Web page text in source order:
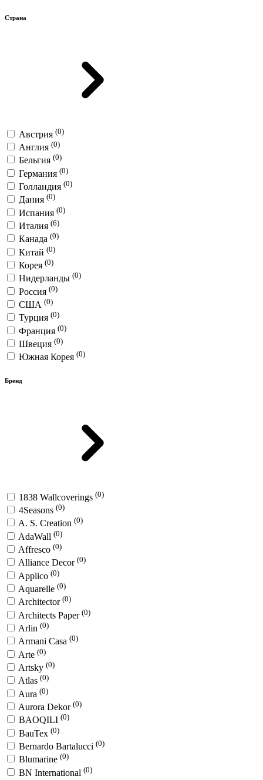
Страна
Австрия (0)
Англия (0)
Бельгия (0)
Германия (0)
Голландия (0)
Дания (0)
Испания (0)
Италия (6)
Канада (0)
Китай (0)
Корея (0)
Нидерланды (0)
Россия (0)
США (0)
Турция (0)
Франция (0)
Швеция (0)
Южная Корея (0)
Бренд
1838 Wallcoverings (0)
4Seasons (0)
A. S. Creation (0)
AdaWall (0)
Affresco (0)
Alliance Decor (0)
Applico (0)
Aquarelle (0)
Architector (0)
Architects Paper (0)
Arlin (0)
Armani Casa (0)
Arte (0)
Artsky (0)
Atlas (0)
Aura (0)
Aurora Dekor (0)
BAOQILI (0)
BauTex (0)
Bernardo Bartalucci (0)
Blumarine (0)
BN International (0)